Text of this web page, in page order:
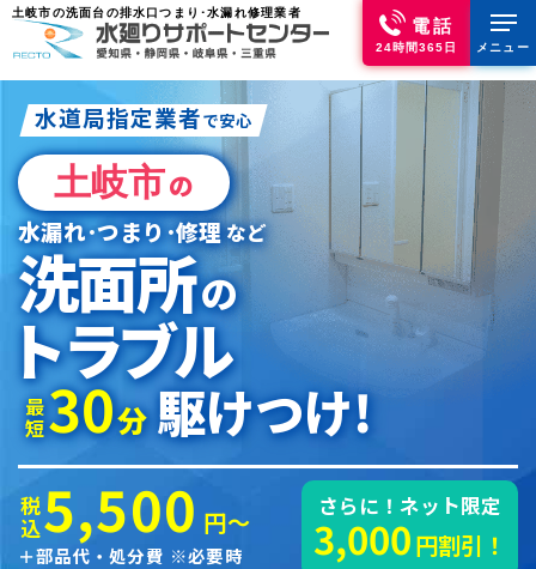
土岐市の洗面台の排水口つまり･水漏れ修理業者
電話
24時間365日 メニュー
水道局指定業者 で安心
土岐市の
水漏れ･つまり･修理 など
洗面所の
トラブル
最短30分 駆けつけ!
税込5,500 円～
＋部品代・処分費 ※必要時
さらに！ネット限定
3,000 円割引！